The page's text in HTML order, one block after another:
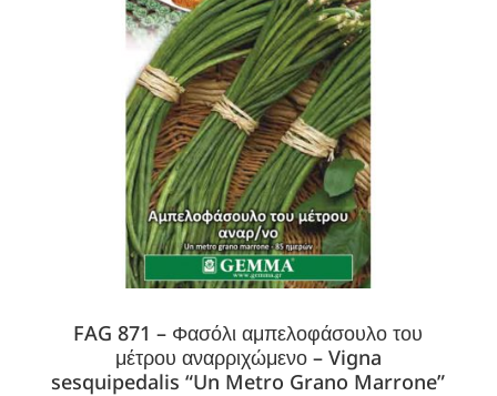
FAG 871 – Φασόλι αμπελοφάσουλο του
μέτρου αναρριχώμενο – Vigna
sesquipedalis “Un Metro Grano Marrone”